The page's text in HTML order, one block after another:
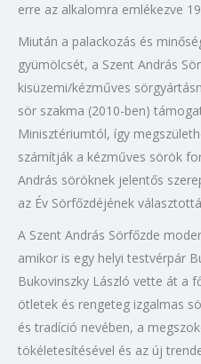
erre az alkalomra emlékezve
Miután a palackozás és
gyümölcsét, a Szent András
kisüzemi/kézműves
sör szakma (2010-ben)
Minisztériumtól, így
számítják a kézműves sörök
András söröknek jelentős
az Év Sörfőzdéjének
A Szent András Sörfőzde
amikor is egy helyi testvérpár
Bukovinszky László vette át a
ötletek és rengeteg izgalmas
és tradíció nevében, a
tökéletesítésével és az új